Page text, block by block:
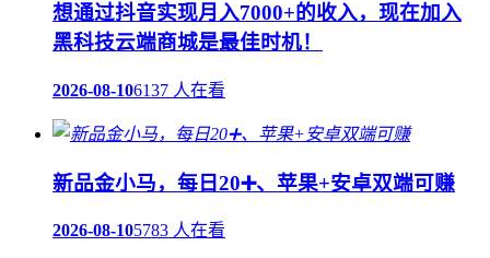
想通过抖音实现月入7000+的收入，现在加入
黑科技云端商城是最佳时机！
2026-08-106137 人在看
新品金小马，每日20➕、苹果+安卓双端可赚
2026-08-105783 人在看